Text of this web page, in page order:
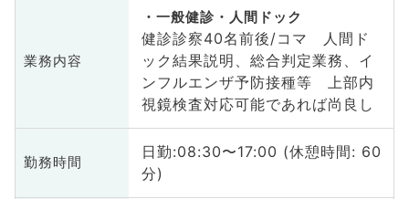
業務内容
一般健診・人間ドック
健診診察40名前後/コマ 人間ド
ック結果説明、総合判定業務、イ
ンフルエンザ予防接種等 上部内
視鏡検査対応可能であれば尚良し
勤務時間
日勤:08:30〜17:00 (休憩時間: 60
分)